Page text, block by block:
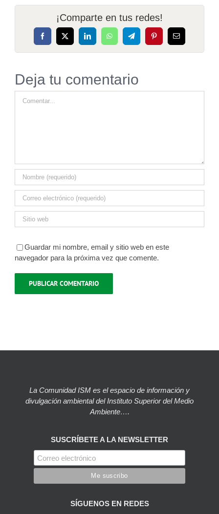
¡Comparte en tus redes!
Facebook
X LinkedInWhatsAppTelegramPinterestCorreo
electrónico
Deja tu comentario
Guardar mi nombre, email y sitio web en este
navegador para la próxima vez que comente.
La Comunidad ISM es el espacio de información y
divulgación ambiental del Instituto Superior del Medio
Ambiente….
SUSCRÍBETE A LA NEWSLETTER
SÍGUENOS EN REDES